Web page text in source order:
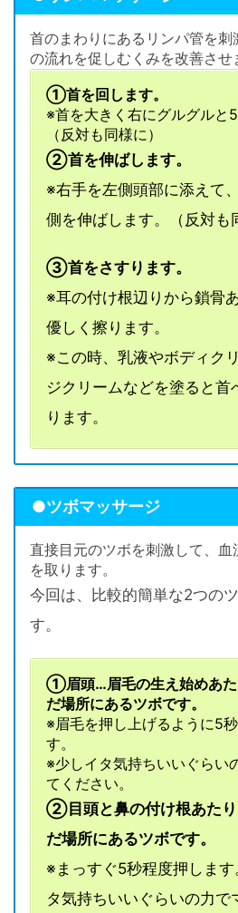
首のまわりにあるリンパ管を
の流れを促しむくみを改善させ
①首を回します。
※首を大きく右にグルグルと5
（反対も同様に）
②首を伸ばします。
※右手を左側頭部に添えて
側を伸ばします。（反対も
③首をさすります。
※耳の付け根辺りから鎖骨
優しく擦ります。
※この時、乳液やボディク
ジクリームなどを塗ると首
ります。
●ツボマッサージ
直接目元のツボを刺激して、
を取ります。
今回は、比較的簡単な2つの
す。
①眉頭…眉毛の生え始めあた
だ場所にあるツボです。
※眉毛を押し上げるように5
す。
※少しイタ気持ちいいぐらい
てください。
②目頭と鼻の付け根あたり
だ場所にあるツボです。
※まっすぐ5秒程度押しま
タ気持ちいいぐらいの力で